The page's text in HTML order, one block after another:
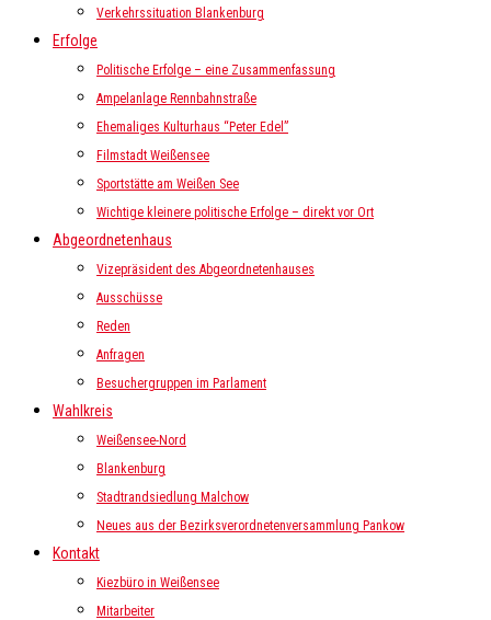
Verkehrssituation Blankenburg
Erfolge
Politische Erfolge – eine Zusammenfassung
Ampelanlage Rennbahnstraße
Ehemaliges Kulturhaus “Peter Edel”
Filmstadt Weißensee
Sportstätte am Weißen See
Wichtige kleinere politische Erfolge – direkt vor Ort
Abgeordnetenhaus
Vizepräsident des Abgeordnetenhauses
Ausschüsse
Reden
Anfragen
Besuchergruppen im Parlament
Wahlkreis
Weißensee-Nord
Blankenburg
Stadtrandsiedlung Malchow
Neues aus der Bezirksverordnetenversammlung Pankow
Kontakt
Kiezbüro in Weißensee
Mitarbeiter